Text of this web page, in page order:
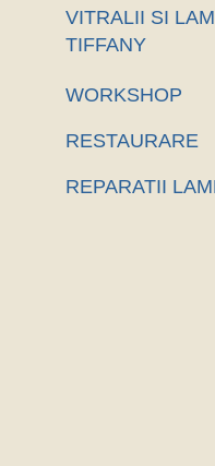
VITRALII SI
TIFFANY
WORKSHOP
RESTAURARE
REPARATII